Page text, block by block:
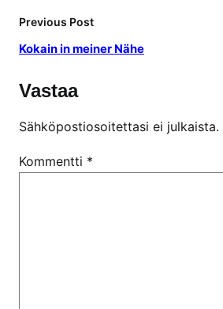
Previous Post
Kokain in meiner Nähe
Vastaa
Sähköpostiosoitettasi ei julkaista.
Kommentti *